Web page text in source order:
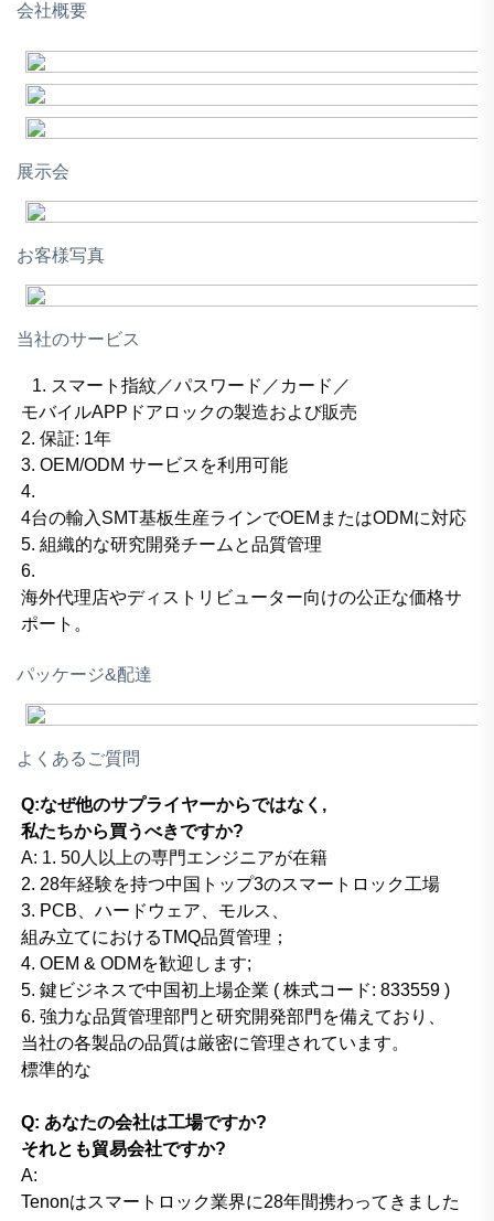
会社概要
展示会
お客様写真
当社のサービス
1. スマート指紋／パスワード／カード／
モバイルAPPドアロックの製造および販売
2. 保証: 1年
3. OEM/ODM サービスを利用可能
4.
4台の輸入SMT基板生産ラインでOEMまたはODMに対応
5. 組織的な研究開発チームと品質管理
6.
海外代理店やディストリビューター向けの公正な価格サ
ポート。
パッケージ&配達
よくあるご質問
Q:なぜ他のサプライヤーからではなく,
私たちから買うべきですか?
A: 1. 50人以上の専門エンジニアが在籍
2. 28年経験を持つ中国トップ3のスマートロック工場
3. PCB、ハードウェア、モルス、
組み立てにおけるTMQ品質管理；
4. OEM & ODMを歓迎します;
5. 鍵ビジネスで中国初上場企業 ( 株式コード: 833559 )
6. 強力な品質管理部門と研究開発部門を備えており、
当社の各製品の品質は厳密に管理されています。
標準的な
Q: あなたの会社は工場ですか?
それとも貿易会社ですか?
A:
Tenonはスマートロック業界に28年間携わってきました